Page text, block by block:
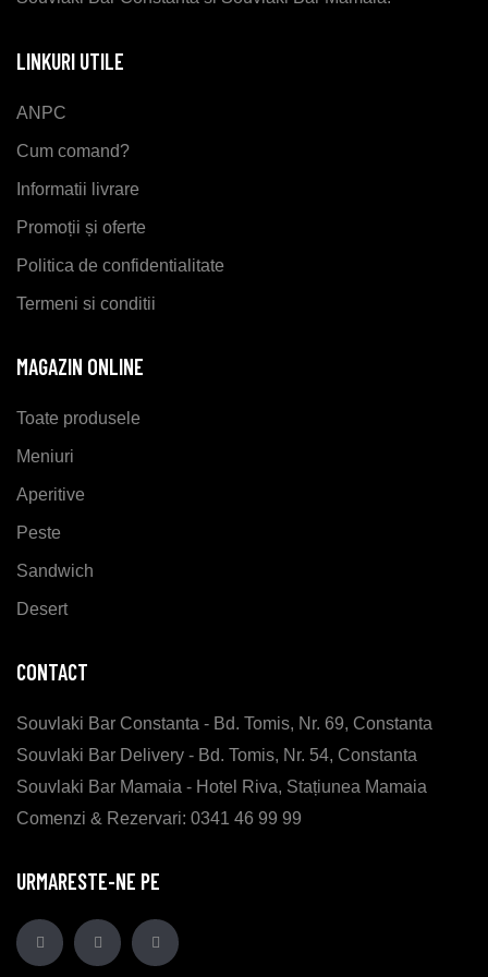
LINKURI UTILE
ANPC
Cum comand?
Informatii livrare
Promoții și oferte
Politica de confidentialitate
Termeni si conditii
MAGAZIN ONLINE
Toate produsele
Meniuri
Aperitive
Peste
Sandwich
Desert
CONTACT
Souvlaki Bar Constanta - Bd. Tomis, Nr. 69, Constanta
Souvlaki Bar Delivery - Bd. Tomis, Nr. 54, Constanta
Souvlaki Bar Mamaia - Hotel Riva, Stațiunea Mamaia
Comenzi & Rezervari: 0341 46 99 99
URMARESTE-NE PE